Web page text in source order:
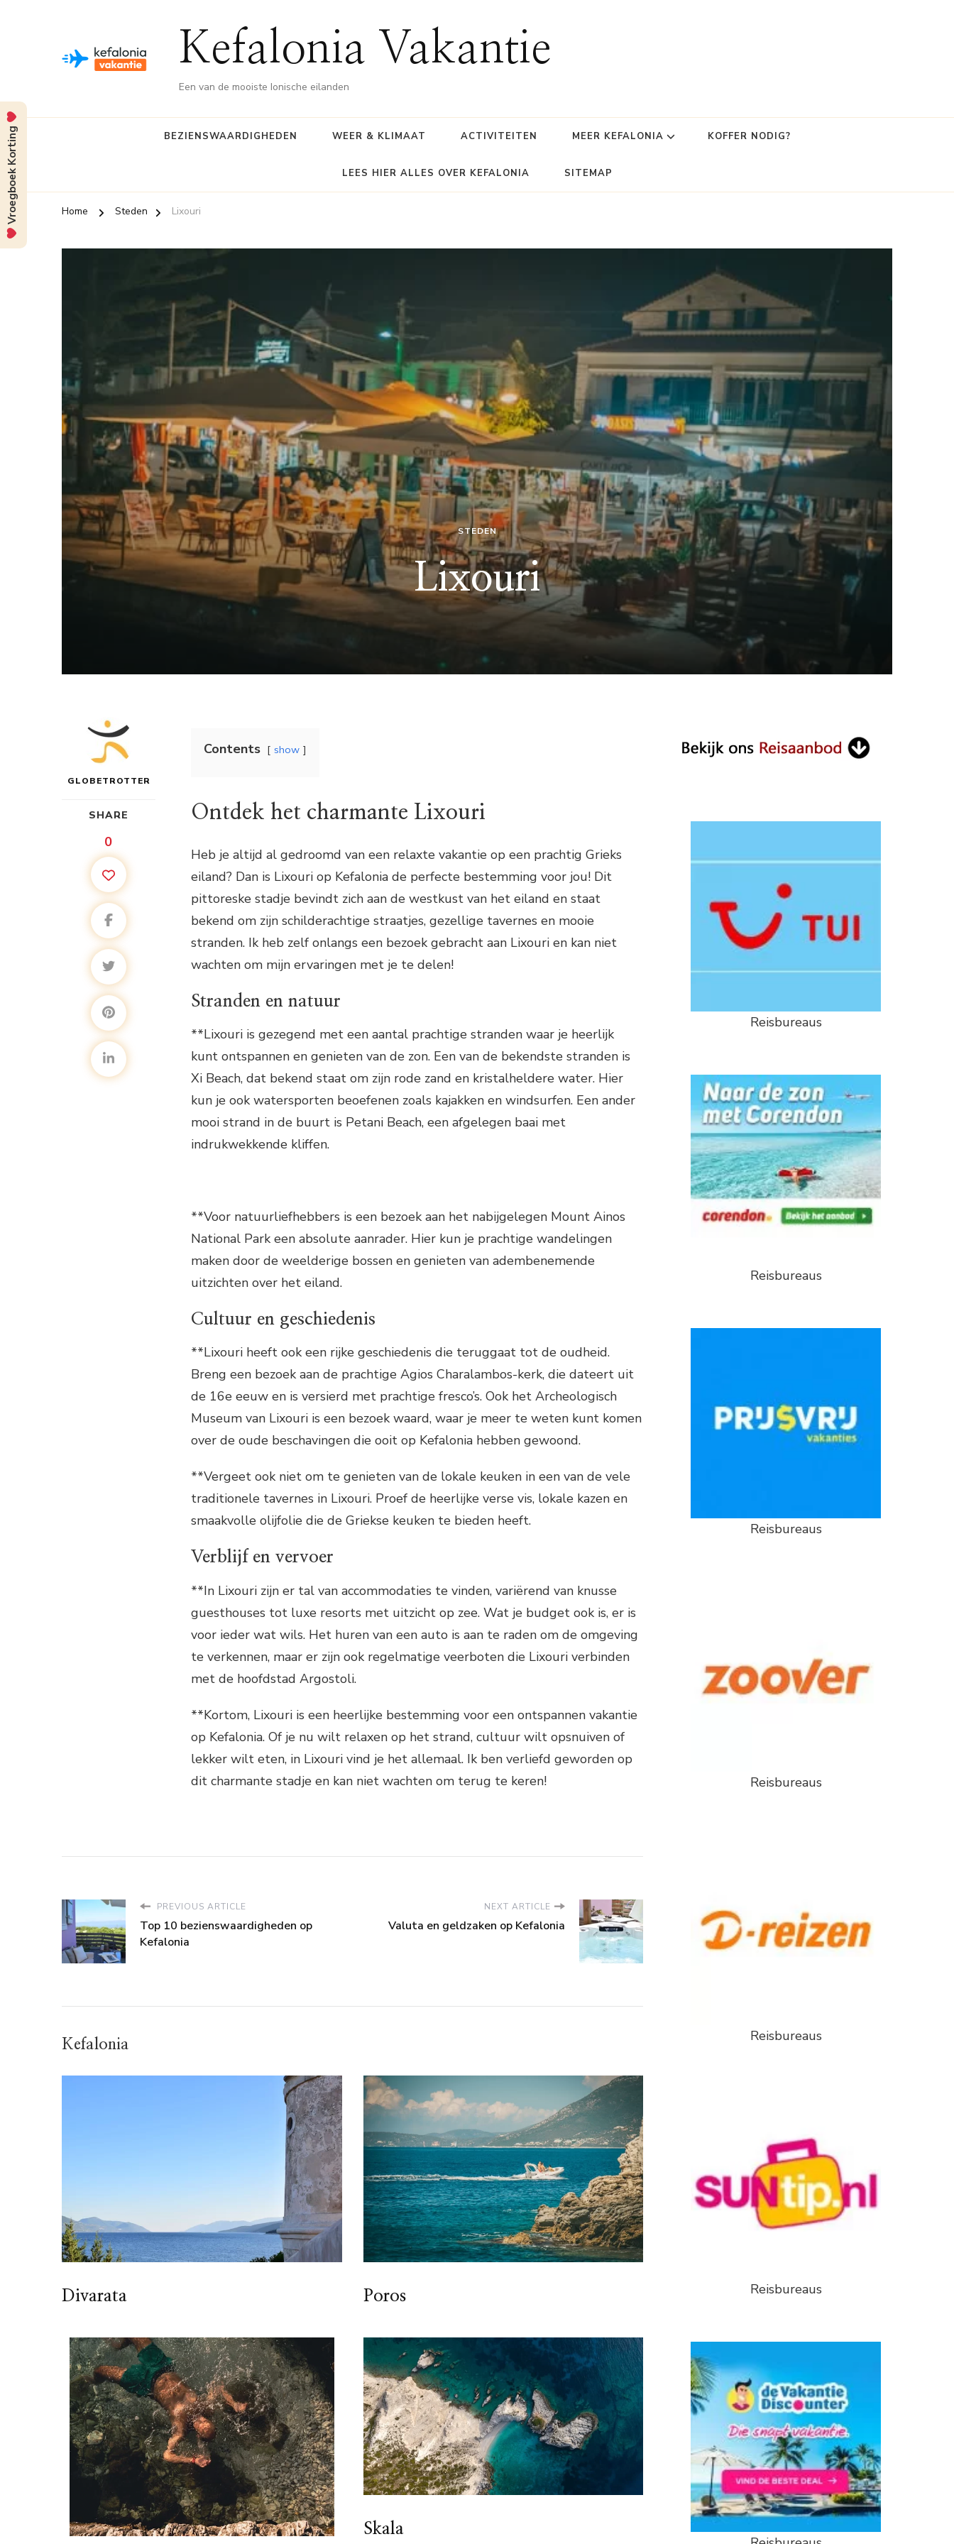
Kefalonia Vakantie
Een van de mooiste Ionische eilanden
BEZIENSWAARDIGHEDEN WEER & KLIMAAT ACTIVITEITEN MEER KEFALONIA KOFFER NODIG?
LEES HIER ALLES OVER KEFALONIA SITEMAP
Home Steden Lixouri
STEDEN
Lixouri
GLOBETROTTER
SHARE
0
Contents show
Ontdek het charmante Lixouri
Heb je altijd al gedroomd van een relaxte vakantie op een prachtig Grieks
eiland? Dan is Lixouri op Kefalonia de perfecte bestemming voor jou! Dit
pittoreske stadje bevindt zich aan de westkust van het eiland en staat
bekend om zijn schilderachtige straatjes, gezellige tavernes en mooie
stranden. Ik heb zelf onlangs een bezoek gebracht aan Lixouri en kan niet
wachten om mijn ervaringen met je te delen!
Stranden en natuur
**Lixouri is gezegend met een aantal prachtige stranden waar je heerlijk
kunt ontspannen en genieten van de zon. Een van de bekendste stranden is
Xi Beach, dat bekend staat om zijn rode zand en kristalheldere water. Hier
kun je ook watersporten beoefenen zoals kajakken en windsurfen. Een ander
mooi strand in de buurt is Petani Beach, een afgelegen baai met
indrukwekkende kliffen.
**Voor natuurliefhebbers is een bezoek aan het nabijgelegen Mount Ainos
National Park een absolute aanrader. Hier kun je prachtige wandelingen
maken door de weelderige bossen en genieten van adembenemende
uitzichten over het eiland.
Cultuur en geschiedenis
**Lixouri heeft ook een rijke geschiedenis die teruggaat tot de oudheid.
Breng een bezoek aan de prachtige Agios Charalambos-kerk, die dateert uit
de 16e eeuw en is versierd met prachtige fresco’s. Ook het Archeologisch
Museum van Lixouri is een bezoek waard, waar je meer te weten kunt komen
over de oude beschavingen die ooit op Kefalonia hebben gewoond.
**Vergeet ook niet om te genieten van de lokale keuken in een van de vele
traditionele tavernes in Lixouri. Proef de heerlijke verse vis, lokale kazen en
smaakvolle olijfolie die de Griekse keuken te bieden heeft.
Verblijf en vervoer
**In Lixouri zijn er tal van accommodaties te vinden, variërend van knusse
guesthouses tot luxe resorts met uitzicht op zee. Wat je budget ook is, er is
voor ieder wat wils. Het huren van een auto is aan te raden om de omgeving
te verkennen, maar er zijn ook regelmatige veerboten die Lixouri verbinden
met de hoofdstad Argostoli.
**Kortom, Lixouri is een heerlijke bestemming voor een ontspannen vakantie
op Kefalonia. Of je nu wilt relaxen op het strand, cultuur wilt opsnuiven of
lekker wilt eten, in Lixouri vind je het allemaal. Ik ben verliefd geworden op
dit charmante stadje en kan niet wachten om terug te keren!
PREVIOUS ARTICLE
Top 10 bezienswaardigheden op
Kefalonia
NEXT ARTICLE
Valuta en geldzaken op Kefalonia
Kefalonia
Divarata Poros
Skala
Reisbureaus
Reisbureaus
Reisbureaus
Reisbureaus
Reisbureaus
Reisbureaus
Vroegboek Korting